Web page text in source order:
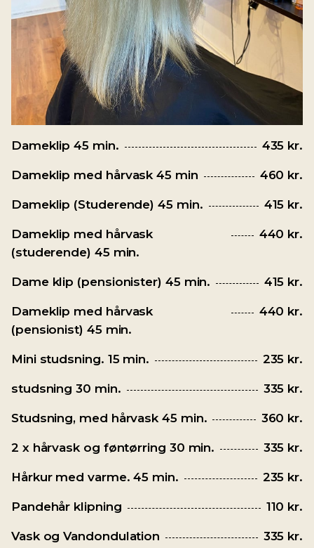
Dameklip 45 min. 435 kr.
Dameklip med hårvask 45 min 460 kr.
Dameklip (Studerende) 45 min. 415 kr.
Dameklip med hårvask
(studerende) 45 min.
440 kr.
Dame klip (pensionister) 45 min. 415 kr.
Dameklip med hårvask
(pensionist) 45 min.
440 kr.
Mini studsning. 15 min. 235 kr.
studsning 30 min. 335 kr.
Studsning, med hårvask 45 min. 360 kr.
2 x hårvask og føntørring 30 min. 335 kr.
Hårkur med varme. 45 min. 235 kr.
Pandehår klipning 110 kr.
Vask og Vandondulation 335 kr.